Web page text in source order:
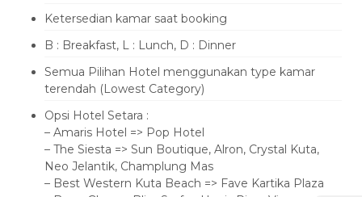
Ketersedian kamar saat booking
B : Breakfast, L : Lunch, D : Dinner
Semua Pilihan Hotel menggunakan type kamar
terendah (Lowest Category)
Opsi Hotel Setara :
– Amaris Hotel => Pop Hotel
– The Siesta => Sun Boutique, Alron, Crystal Kuta,
Neo Jelantik, Champlung Mas
– Best Western Kuta Beach => Fave Kartika Plaza